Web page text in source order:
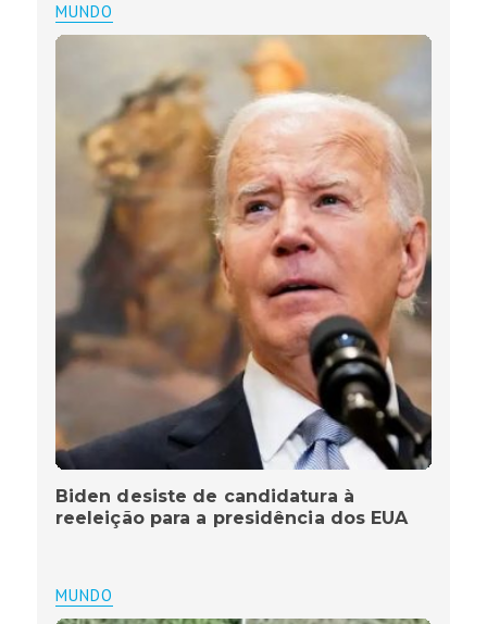
MUNDO
Biden desiste de candidatura à
reeleição para a presidência dos EUA
MUNDO